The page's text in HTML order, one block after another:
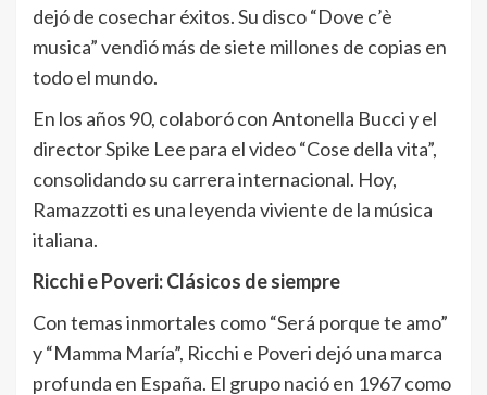
dejó de cosechar éxitos. Su disco “Dove c’è
musica” vendió más de siete millones de copias en
todo el mundo.
En los años 90, colaboró con Antonella Bucci y el
director Spike Lee para el video “Cose della vita”,
consolidando su carrera internacional. Hoy,
Ramazzotti es una leyenda viviente de la música
italiana.
Ricchi e Poveri: Clásicos de siempre
Con temas inmortales como “Será porque te amo”
y “Mamma María”, Ricchi e Poveri dejó una marca
profunda en España. El grupo nació en 1967 como